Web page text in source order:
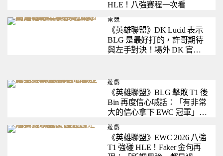
HLE！八強賽程一次看
電競
《英雄聯盟》DK Lucid 表示
BLG 是最好打的，許哥期待
與左手對決！場外 DK 官方
美元
遊戲
《英雄聯盟》BLG 擊敗 T1 後
Bin 再度信心喊話：「有非常
大的信心拿下 EWC 冠軍」！
粉絲也發現 BLG 註冊「世一
上」商標
遊戲
《英雄聯盟》EWC 2026 八強
T1 強碰 HLE！Faker 金句再